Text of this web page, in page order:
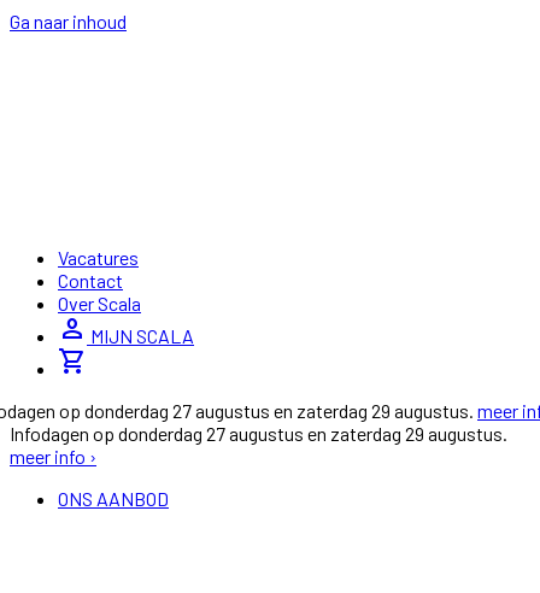
Ga naar inhoud
Vacatures
Contact
Over Scala
person MIJN SCALA
shopping_cart
op donderdag 27 augustus en zaterdag 29 augustus. meer
Infodagen op donderdag 27 augustus en zaterdag 29 augustus.
meer info ›
ONS AANBOD